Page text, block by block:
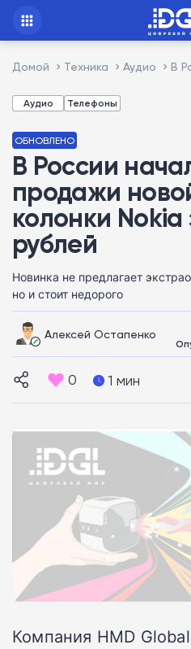
Домой Техника Аудио В
Аудио Телефоны
ОБНОВЛЕНО
В России
продажи
колонки Nokia
рублей
Новинка не предлагает
но и стоит недорого
Алексей Остапенко
0 1 мин
Компания HMD